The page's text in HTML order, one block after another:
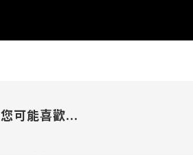
您可能喜歡...